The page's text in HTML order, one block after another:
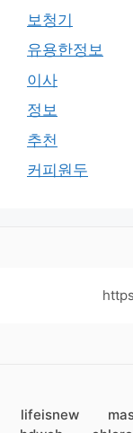
보청기
유용한정보
이사
정보
추천
커피원두
lifeisnew